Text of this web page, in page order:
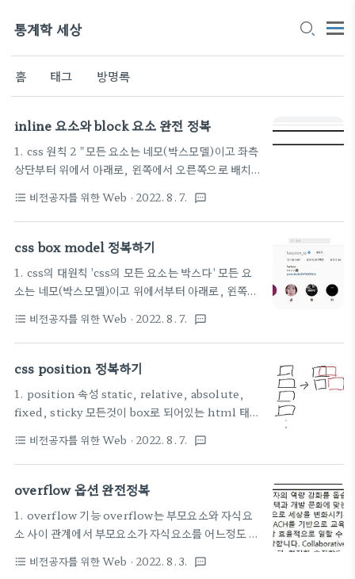
통계학 세상
홈 태그 방명록
inline 요소와 block 요소 완전 정복
1. css 원칙 2 "모든 요소는 네모(박스모델)이고 좌측
상단부터 위에서 아래로, 왼쪽에서 오른쪽으로 배치"
이는 태그들을 display 설정에 따라 배치해나간다 2.
block display:block 줄 바꿈이 일어나는 요소 말
그대로 블록처럼 위에서 아래로 쌓인다 화면 크기 전
음 줄에 쌓인다 물론 width로 크기를 지정할 수 있는
데 그렇다고 해서 여러 block이 한줄에 쌓이는 것은
아니다 width만큼 내용물을 채우고 그만큼 우측에
div, ul,ol,li, p, hr, form 3..
format_list_bulleted 비전공자를 위한 Web · 2022. 8. 7. textsms
css box model 정복하기
1. css의 대원칙 'css의 모든 요소는 박스다' 모든 요
소는 네모(박스모델)이고 위에서부터 아래로, 왼쪽에
스안에 들어가있고 2. normal flow 기본적으로
inline 요소는 왼쪽에서 오른쪽으로 나아가고 block
요소는 위에서부터 아래로 쌓인다 3. box model 모
네 부분으로 나뉜다. margin, border, padding,
content padding과 margin을 구별을 잘 해야하
는데 테두리 border를 중심으로 안쪽에 내용물과 테
생성하고 top에 24px; 만..
format_list_bulleted 비전공자를 위한 Web · 2022. 8. 7. textsms
css position 정복하기
1. position 속성 static, relative, absolute,
fixed, sticky 모든것이 box로 되어있는 html 태그
에 따라 다르게 배치하고 싶을 때가 있다 기본값은 왼
쪽이지만 오른쪽처럼 만들고 싶다면..? 2. relative
자기 자신의 static 위치를 기준으로 이동함 원래 나
bottom의 몇 pixel만큼 위치를 옮기는 것 레이아웃
에서 여전히 static에 공간을 차지하고 있으며, 사람
눈에만 이동한 것처럼 보인다 3. absolute 브라우저
format_list_bulleted 비전공자를 위한 Web · 2022. 8. 7. textsms
overflow 옵션 완전정복
1. overflow 기능 overflow는 부모요소와 자식요
소 사이 관계에서 부모요소가 자식요소를 어느정도 보
visible;인데 위와 같이 자식요소(좌,우측상단 파란
format_list_bulleted 비전공자를 위한 Web · 2022. 8. 3. textsms